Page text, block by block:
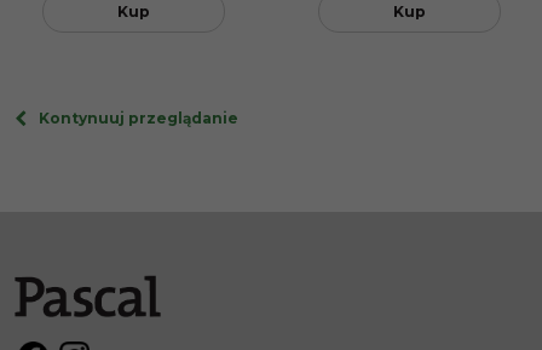
Kup Kup
Kontynuuj przeglądanie